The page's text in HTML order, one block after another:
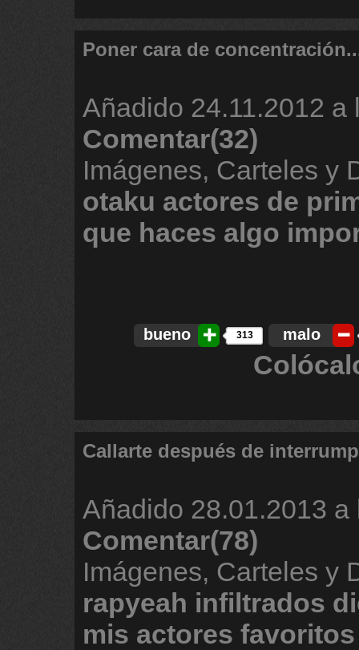
Poner cara de
Añadido 24.11.2012 a
Comentar(32)
Imágenes, Carteles y
otaku actores de
que haces algo
bueno 313 malo
Callarte después de
Añadido 28.01.2013 a
Comentar(78)
Imágenes, Carteles y
rapyeah infiltrados
mis actores favoritos